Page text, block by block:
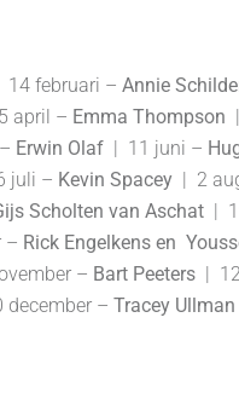
februari – Annie
april – Emma Thompson
Erwin Olaf | 11 juni –
juli – Kevin Spacey | 2
Scholten van Aschat |
– Rick Engelkens en
– Bart Peeters | 12
december – Tracey Ullman